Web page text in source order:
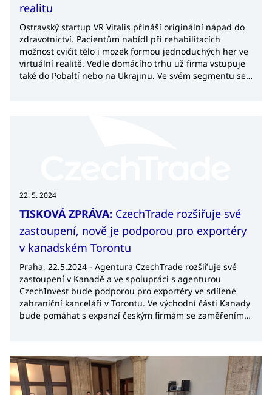
realitu
Ostravský startup VR Vitalis přináší originální nápad do
zdravotnictví. Pacientům nabídl při rehabilitacích
možnost cvičit tělo i mozek formou jednoduchých her ve
virtuální realitě. Vedle domácího trhu už firma vstupuje
také do Pobaltí nebo na Ukrajinu. Ve svém segmentu se
22. 5. 2024
TISKOVÁ ZPRÁVA: CzechTrade rozšiřuje své
zastoupení, nově je podporou pro exportéry
v kanadském Torontu
Praha, 22.5.2024 - Agentura CzechTrade rozšiřuje své
zastoupení v Kanadě a ve spolupráci s agenturou
CzechInvest bude podporou pro exportéry ve sdílené
zahraniční kanceláři v Torontu. Ve východní části Kanady
bude pomáhat s expanzí českým firmám se zaměřením
společné sítě obou agentur. Tato synergie mezi
agenturami není ojedinělá, společné prostory sdílí
nejenom v zahraničí, ale také v 7 regionech Česka.